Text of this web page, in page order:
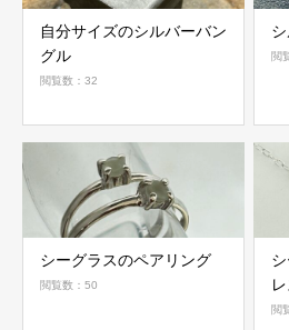
自分サイズのシルバーバン
グル
閲覧数：32
閲
シーグラスのペアリング
閲覧数：50
閲